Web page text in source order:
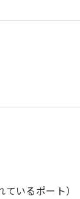
いるポート）